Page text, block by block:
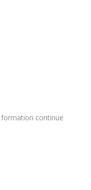
formation continue